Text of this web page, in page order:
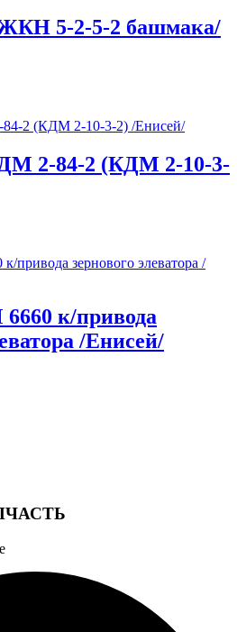
5-2-5-2 башмака/
2-84-2 (КДМ 2-10-3-
к/привода
/Енисей/